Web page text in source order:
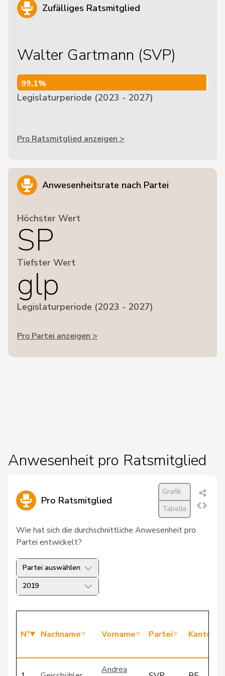
Zufälliges Ratsmitglied
Walter Gartmann (SVP)
99,1%
99,1%
Legislaturperiode (2023 - 2027)
Pro Ratsmitglied anzeigen >
Anwesenheitsrate nach Partei
Höchster Wert
SP
Tiefster Wert
glp
Legislaturperiode (2023 - 2027)
Pro Partei anzeigen >
Anwesenheit pro Ratsmitglied
Pro Ratsmitglied
Grafik
Tabelle
Wie hat sich die durchschnittliche Anwesenheit pro
Partei entwickelt?
Partei auswählen
2019
N° Nachname Vorname Partei Kanton
Andrea